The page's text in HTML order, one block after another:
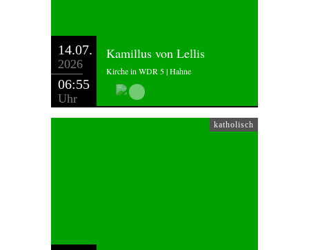
14.07.
2026
06:55
Uhr
Kamillus von Lellis
Kirche in WDR 5 | Hahne
katholisch